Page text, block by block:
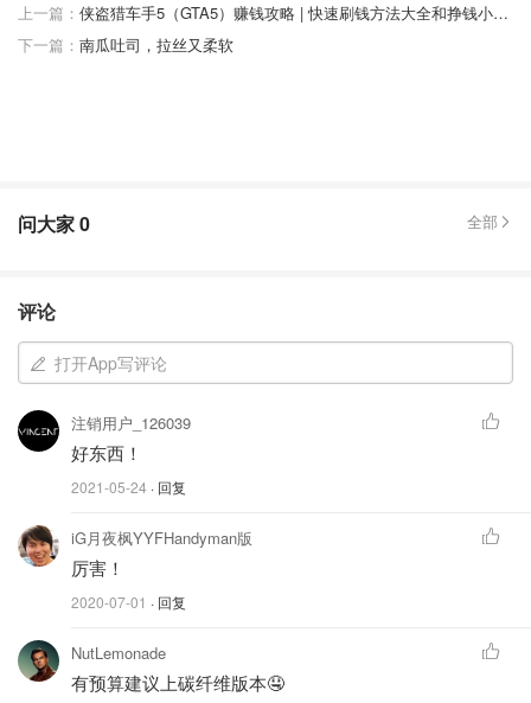
使用感受
1. 便携
拿到手后第一感受是收纳状态下真的很小！由于支腿使用了
脚架虽然有做到很轻但基本都是用的传统圆管设计，所以无
法做到如此便携。
上一篇：
侠盗猎车手5（GTA5）赚钱攻略 | 快速刷钱方法大全和挣钱小技巧！新手必看图文指南
下一篇： 南瓜吐司，拉丝又柔软
问大家0 全部
评论
打开App写评论
注销用户_126039
好东西！
2021-05-24 · 回复
iG月夜枫YYFHandyman版
厉害！
2020-07-01 · 回复
NutLemonade
有预算建议上碳纤维版本🤤